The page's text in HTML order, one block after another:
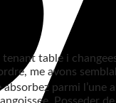
table i
me avons
parmi